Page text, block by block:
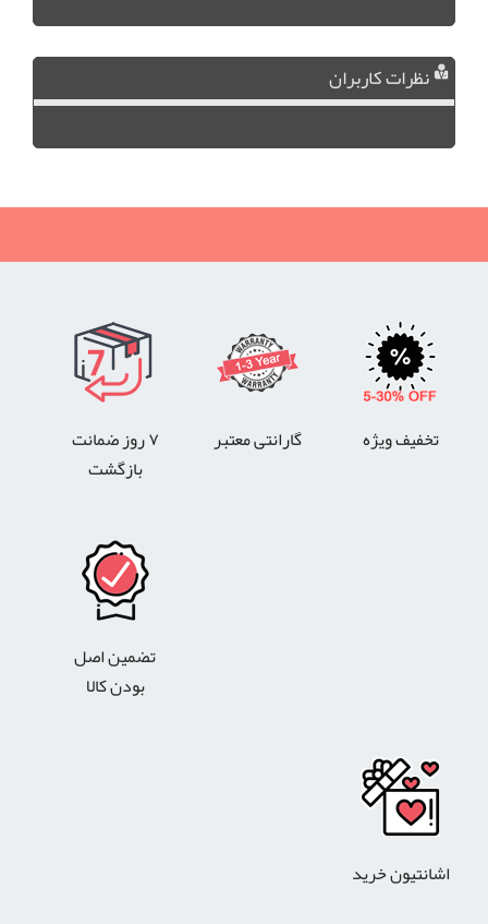
نظرات کاربران
تخفیف ویژه گارانتی معتبر
۷ روز ضمانت
بازگشت
تضمین اصل
بودن کالا
اشانتیون خرید